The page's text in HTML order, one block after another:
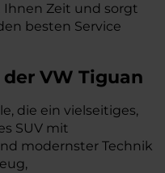
Ihnen Zeit und sorgt
besten Service
VW Tiguan
die ein vielseitiges,
SUV mit
modernster Technik